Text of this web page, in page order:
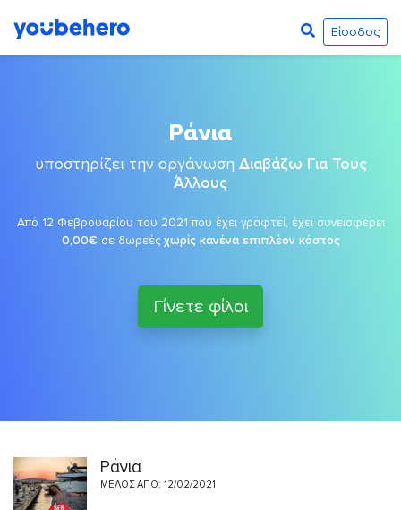
Είσοδος
Ράνια
υποστηρίζει την οργάνωση Διαβάζω Για Τους
Άλλους
Από 12 Φεβρουαρίου του 2021 που έχει γραφτεί, έχει συνεισφέρει
0,00€ σε δωρεές χωρίς κανένα επιπλέον κόστος
Γίνετε φίλοι
Ράνια
ΜΈΛΟΣ ΑΠΌ: 12/02/2021